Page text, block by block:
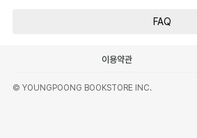
FAQ
이용약관
© YOUNGPOONG BOOKSTORE INC.